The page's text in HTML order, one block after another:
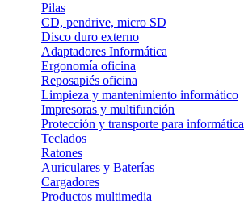
Pilas
CD, pendrive, micro SD
Disco duro externo
Adaptadores Informática
Ergonomía oficina
Reposapiés oficina
Limpieza y mantenimiento informático
Impresoras y multifunción
Protección y transporte para informática
Teclados
Ratones
Auriculares y Baterías
Cargadores
Productos multimedia